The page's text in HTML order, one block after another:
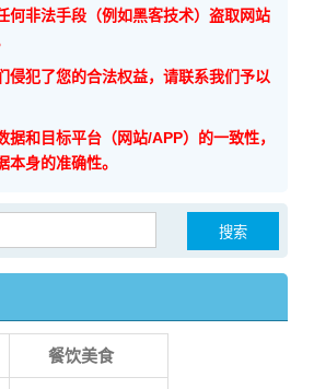
何非法手段（例如黑客技术）盗取网站
侵犯了您的合法权益，请联系我们予以
据和目标平台（网站/APP）的一致性，
本身的准确性。
餐饮美食